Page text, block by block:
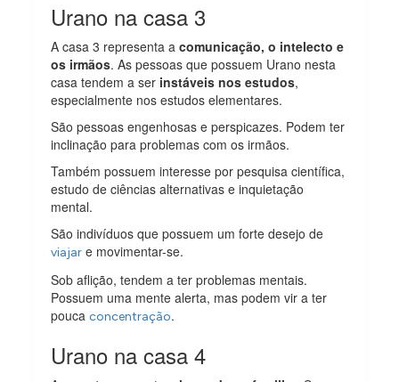
Urano na casa 3
A casa 3 representa acomunicação, o intelecto e
os irmãos. As pessoas que possuem Urano nesta
casa tendem a ser instáveis nos estudos,
especialmente nos estudos elementares.
São pessoas engenhosas e perspicazes. Podem ter
inclinação para problemas com os irmãos.
Também possuem interesse por pesquisa científica,
estudo de ciências alternativas e inquietação
mental.
São indivíduos que possuem um forte desejo de
viajar e movimentar-se.
Sob aflição, tendem a ter problemas mentais.
Possuem uma mente alerta, mas podem vir a ter
poucaconcentração.
Urano na casa 4